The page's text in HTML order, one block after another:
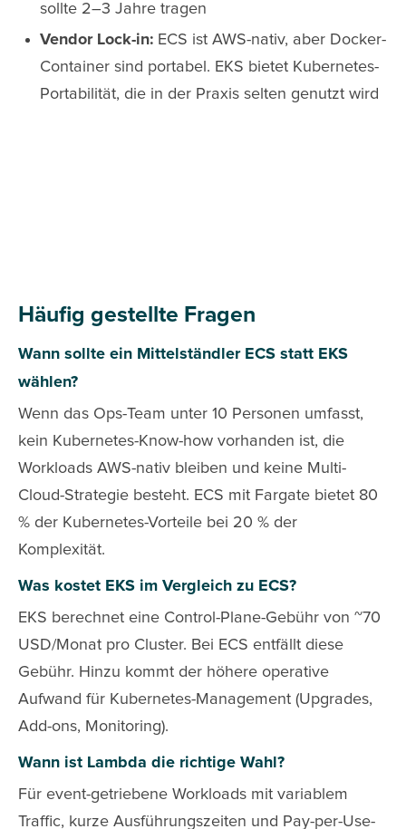
sollte 2–3 Jahre tragen
Vendor Lock-in: ECS ist AWS-nativ, aber Docker-
Container sind portabel. EKS bietet Kubernetes-
Portabilität, die in der Praxis selten genutzt wird
Häufig gestellte Fragen
Wann sollte ein Mittelständler ECS statt EKS
wählen?
Wenn das Ops-Team unter 10 Personen umfasst,
kein Kubernetes-Know-how vorhanden ist, die
Workloads AWS-nativ bleiben und keine Multi-
Cloud-Strategie besteht. ECS mit Fargate bietet 80
% der Kubernetes-Vorteile bei 20 % der
Komplexität.
Was kostet EKS im Vergleich zu ECS?
EKS berechnet eine Control-Plane-Gebühr von ~70
USD/Monat pro Cluster. Bei ECS entfällt diese
Gebühr. Hinzu kommt der höhere operative
Aufwand für Kubernetes-Management (Upgrades,
Add-ons, Monitoring).
Wann ist Lambda die richtige Wahl?
Für event-getriebene Workloads mit variablem
Traffic, kurze Ausführungszeiten und Pay-per-Use-